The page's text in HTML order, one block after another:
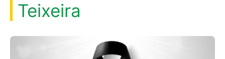
Teixeira